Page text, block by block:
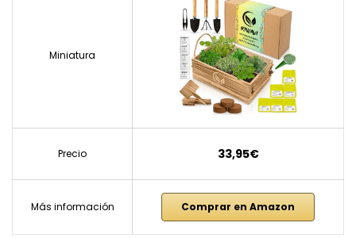
Miniatura
Precio 33,95€
Más información Comprar en Amazon